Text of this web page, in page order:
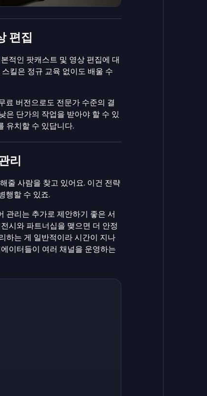
편집
적인 팟캐스트 및 영상 편집에 대
킬은 정규 교육 없이도 배울 수
료 버전으로도 전문가 수준의 결
은 단가의 작업을 받아야 할 수 있
유치할 수 있답니다.
리
줄 사람을 찾고 있어요. 이건 전략
행할 수 있죠.
관리는 추가로 제안하기 좋은 서
시와 파트너십을 맺으면 더 안정
하는 게 일반적이라 시간이 지나
이터들이 여러 채널을 운영하는